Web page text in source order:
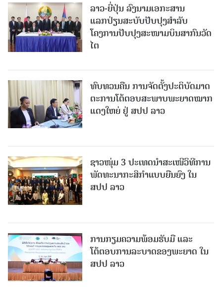
ລາວ-ຍີ່ປຸ່ນ ລົງນາມເອກະສານ
ແລກປ່ຽນສະບັບປັບປຸງສໍາລັບ
ໂຄງການປັບປຸງສະໜາມບິນສາກົນວັດ
ໄຕ
ທົບທວນຄືນ ການຈັດຕັ້ງປະຕິບັດມາດ
ຕະການໂຕ້ຕອບສະພາບພະຍາດໝາກ
ແດງໃຫຍ່ ຢູ່ ສປປ ລາວ
ຊາວໜຸ່ມ 3 ປະເທດນຳສະເໜີວິທີການ
ພັດທະນາກະສິກຳແບບຍືນຍົງ ໃນ
ສປປ ລາວ
ການກຽມຄວາມພ້ອມຮັບມື ແລະ
ໂຕ້ຕອບການລະບາດຂອງພະຍາດ ໃນ
ສປປ ລາວ